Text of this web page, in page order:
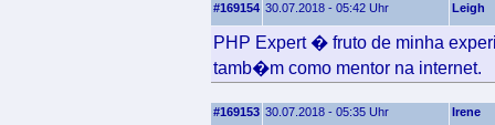
#169154 30.07.2018 - 05:42 Uhr Leigh
PHP Expert � fruto de minha
tamb�m como mentor na internet.
#169153 30.07.2018 - 05:35 Uhr Irene